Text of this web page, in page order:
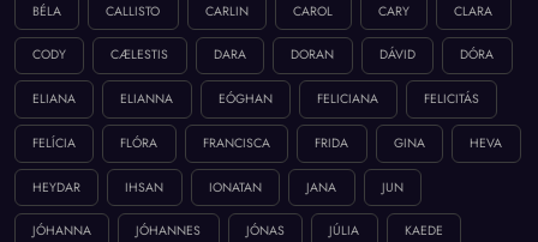
BÉLA CALLISTO CARLIN CAROL CARY CLARA
CODY CÆLESTIS DARA DORAN DÁVID DÓRA
ELIANA ELIANNA EÓGHAN FELICIANA FELICITÁS
FELÍCIA FLÓRA FRANCISCA FRIDA GINA HEVA
HEYDAR IHSAN IONATAN JANA JUN
JÓHANNA JÓHANNES JÓNAS JÚLIA KAEDE